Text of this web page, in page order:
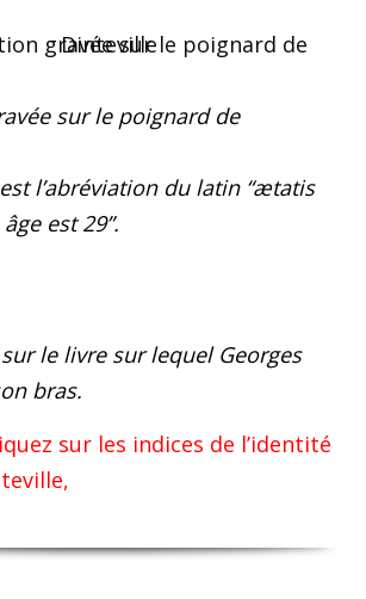
sur le poignard de
l’abréviation du latin “ætatis
est 29”.
sur le livre sur lequel Georges
bras.
sur les indices de l’identité